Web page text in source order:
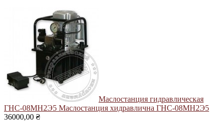
Маслостанция гидравлическая
ГНС-08МН2Э5 Маслостанция хидравлична ГНС-08МН2Э5
36000,00 ₴